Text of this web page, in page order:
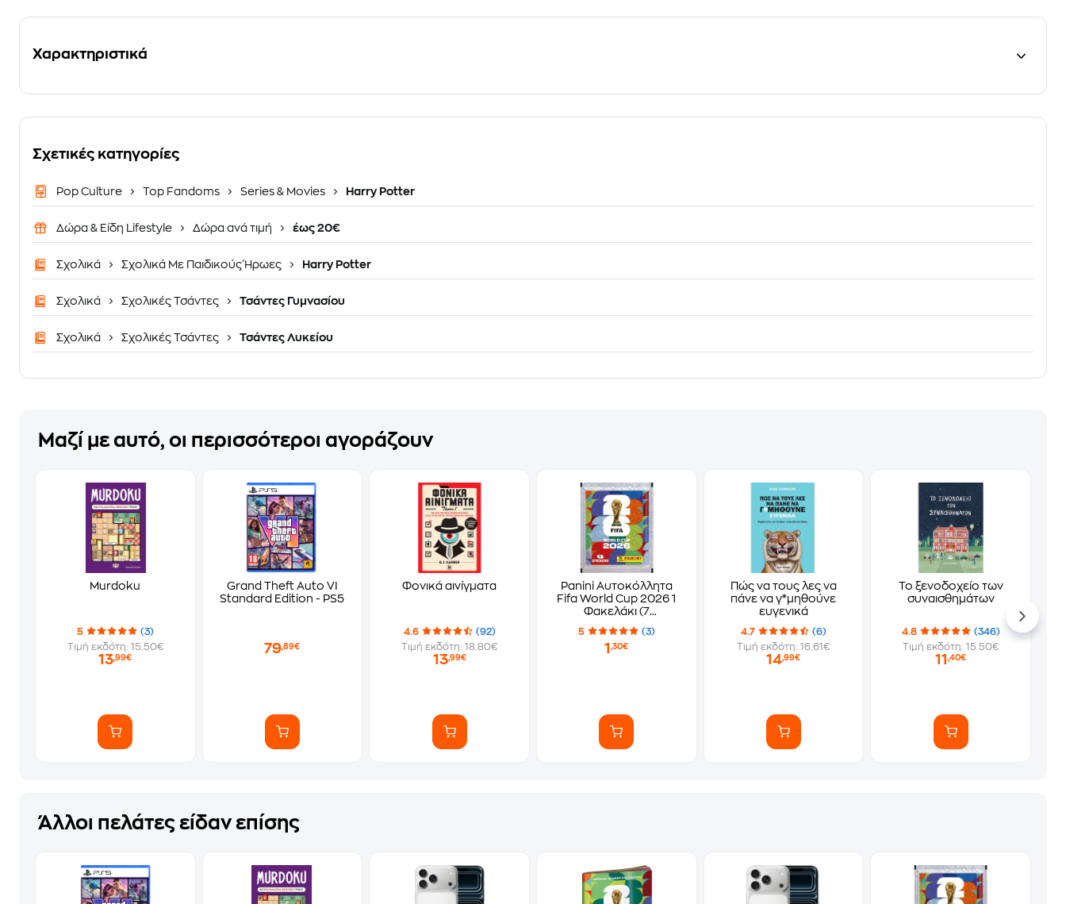
Χαρακτηριστικά
Σχετικές κατηγορίες
Pop Culture Top Fandoms Series & Movies Harry Potter
Δώρα & Είδη Lifestyle Δώρα ανά τιμή έως 20€
Σχολικά Σχολικά Με Παιδικούς Ήρωες Harry Potter
Σχολικά Σχολικές Τσάντες Τσάντες Γυμνασίου
Σχολικά Σχολικές Τσάντες Τσάντες Λυκείου
Μαζί με αυτό, οι περισσότεροι αγοράζουν
Murdoku
5
(3)
Τιμή εκδότη: 15.50€
13,99€
Grand Theft Auto VI
Standard Edition - PS5
79,89€
Φονικά αινίγματα
4.6
(92)
Τιμή εκδότη: 18.80€
13,99€
Panini Αυτοκόλλητα
Fifa World Cup 2026 1
Φακελάκι (7
5 (3)
1,30€
Πώς να τους λες να
πάνε να γ*μηθούνε
ευγενικά
4.7
(6)
Τιμή εκδότη: 16.61€
14,99€
Το ξενοδοχείο των
συναισθημάτων
4.8
(346)
Τιμή εκδότη: 15.50€
11,40€
Άλλοι πελάτες είδαν επίσης